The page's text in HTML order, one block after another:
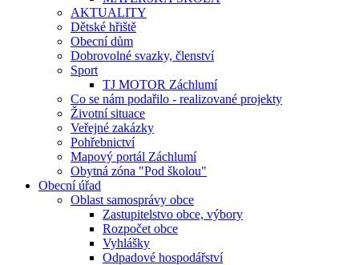
AKTUALITY
Dětské hřiště
Obecní dům
Dobrovolné svazky, členství
Sport
TJ MOTOR Záchlumí
Co se nám podařilo - realizované projekty
Životní situace
Veřejné zakázky
Pohřebnictví
Mapový portál Záchlumí
Obytná zóna "Pod školou"
Obecní úřad
Oblast samosprávy obce
Zastupitelstvo obce, výbory
Rozpočet obce
Vyhlášky
Odpadové hospodářství